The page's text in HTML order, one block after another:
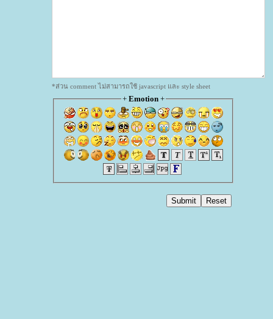
*ส่วน comment ไม่สามารถใช้ javascript และ style sheet
+ Emotion+